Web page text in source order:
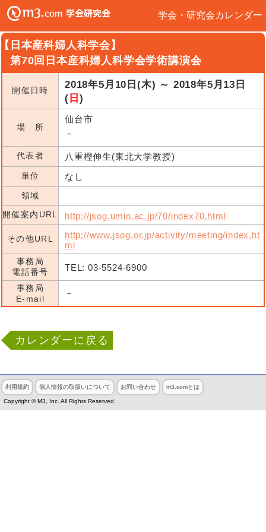
学会・研究会カレンダー
日本産科婦人科学会】
第70回日本産科婦人科学会学術講演会
開催日時
2018年5月10日(木) ～ 2018年5月13日
( 日 )
場 所
仙台市
－
代表者 八重樫伸生(東北大学教授)
単位 なし
領域
開催案内URL
http://jsog.umin.ac.jp/70/index70.html
その他URL
http://www.jsog.or.jp/activity/meeting/index.ht
ml
事務局
電話番号
TEL: 03-5524-6900
事務局
E-mail
－
カレンダーに戻る
利用規約 個人情報の取扱いについて お問い合わせ m3.comとは
Copyright © M3, Inc. All Rights Reserved.